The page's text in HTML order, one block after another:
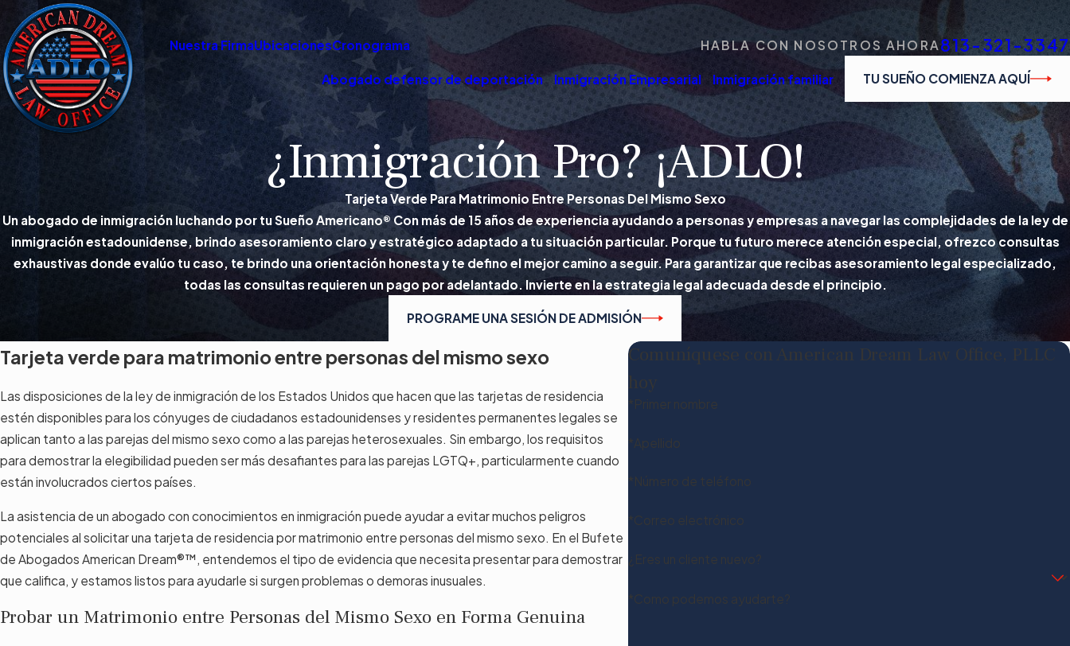
Nuestra FirmaUbicacionesCronograma HABLA CON NOSOTROS AHORA 813-321-3347
Abogado defensor de deportación Inmigración Empresarial Inmigración familiar TU SUEÑO COMIENZA AQUÍ
¿Inmigración Pro? ¡ADLO!
Tarjeta Verde Para Matrimonio Entre Personas Del Mismo Sexo
Un abogado de inmigración luchando por tu Sueño Americano® Con más de 15 años de experiencia ayudando a personas y empresas a navegar las complejidades de la ley de
inmigración estadounidense, brindo asesoramiento claro y estratégico adaptado a tu situación particular. Porque tu futuro merece atención especial, ofrezco consultas
exhaustivas donde evalúo tu caso, te brindo una orientación honesta y te defino el mejor camino a seguir. Para garantizar que recibas asesoramiento legal especializado,
todas las consultas requieren un pago por adelantado. Invierte en la estrategia legal adecuada desde el principio.
PROGRAME UNA SESIÓN DE ADMISIÓN
Tarjeta verde para matrimonio entre personas del mismo sexo
Las disposiciones de la ley de inmigración de los Estados Unidos que hacen que las tarjetas de residencia
estén disponibles para los cónyuges de ciudadanos estadounidenses y residentes permanentes legales se
aplican tanto a las parejas del mismo sexo como a las parejas heterosexuales. Sin embargo, los requisitos
para demostrar la elegibilidad pueden ser más desafiantes para las parejas LGTQ+, particularmente cuando
están involucrados ciertos países.
La asistencia de un abogado con conocimientos en inmigración puede ayudar a evitar muchos peligros
potenciales al solicitar una tarjeta de residencia por matrimonio entre personas del mismo sexo. En el Bufete
de Abogados American Dream®™, entendemos el tipo de evidencia que necesita presentar para demostrar
que califica, y estamos listos para ayudarle si surgen problemas o demoras inusuales.
Probar un Matrimonio entre Personas del Mismo Sexo en Forma Genuina
Comuníquese con American Dream Law Office, PLLC
hoy
*Primer nombre
*Apellido
*Número de teléfono
*Correo electrónico
¿Eres un cliente nuevo?
*Como podemos ayudarte?